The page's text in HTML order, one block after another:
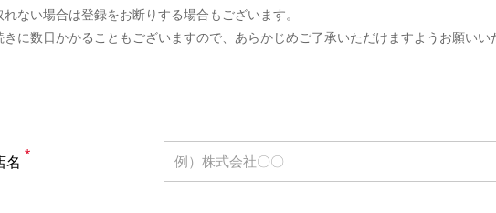
れない場合は登録をお断りする場合もございます。
きに数日かかることもございますので、あらかじめご了承いただけますようお願いい
名 *